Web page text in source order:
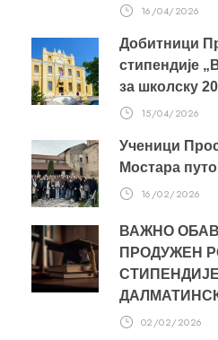
16/04/2026
Добитници
стипендије
за школску
15/04/2026
Ученици
Мостара
16/02/2026
ВАЖНО
ПРОДУЖЕН
02/02/2026